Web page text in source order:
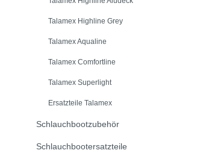
Talamex Highline Grey
Talamex Aqualine
Talamex Comfortline
Talamex Superlight
Ersatzteile Talamex
Schlauchbootzubehör
Schlauchbootersatzteile